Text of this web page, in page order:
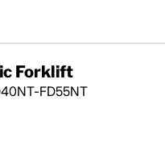
Forklift
FD55NT